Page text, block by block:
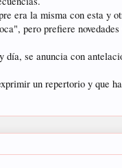
era la misma con esta y
pero prefiere
se anuncia con
un repertorio y que